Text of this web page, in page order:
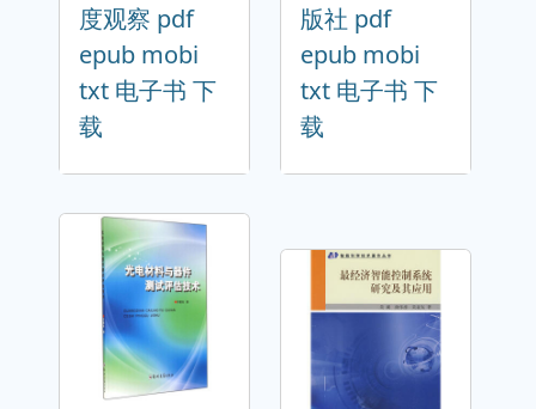
度观察 pdf
epub mobi
txt 电子书 下
载
版社 pdf
epub mobi
txt 电子书 下
载